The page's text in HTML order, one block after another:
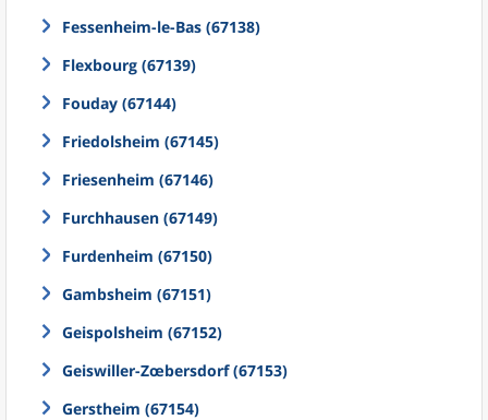
Fessenheim-le-Bas (67138)
Flexbourg (67139)
Fouday (67144)
Friedolsheim (67145)
Friesenheim (67146)
Furchhausen (67149)
Furdenheim (67150)
Gambsheim (67151)
Geispolsheim (67152)
Geiswiller-Zœbersdorf (67153)
Gerstheim (67154)